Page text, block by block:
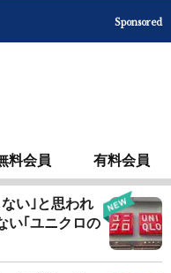
Sponsored
料会員 有料会員
い｣と思われ
い｢ユニクロの